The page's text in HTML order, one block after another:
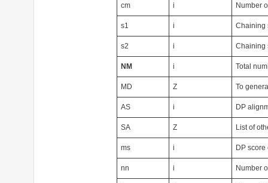
cm i Number
s1 i Chaining
s2 i Chaining
NM i Total
MD Z To
AS i DP
SA Z List of
ms i DP score
nn i Number